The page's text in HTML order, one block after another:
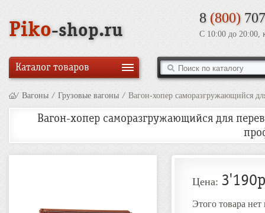
Piko-shop.ru
8 (800)
С 10:00 до 20:00,
Каталог товаров
/ Вагоны / Грузовые вагоны / Вагон-хопер саморазгружающийся
Вагон-хопер саморазгружающийся для
Цена:
Этого товара